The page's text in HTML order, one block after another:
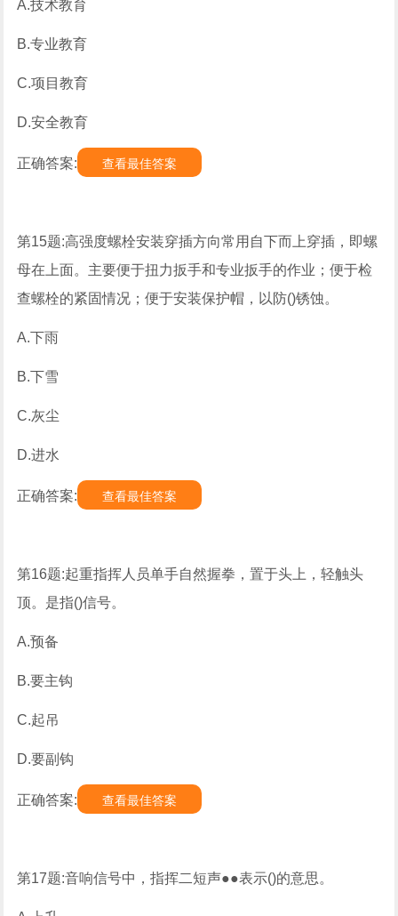
A.技术教育
B.专业教育
C.项目教育
D.安全教育
正确答案: 查看最佳答案
第15题:高强度螺栓安装穿插方向常用自下而上穿插，即螺
母在上面。主要便于扭力扳手和专业扳手的作业；便于检
查螺栓的紧固情况；便于安装保护帽，以防()锈蚀。
A.下雨
B.下雪
C.灰尘
D.进水
正确答案: 查看最佳答案
第16题:起重指挥人员单手自然握拳，置于头上，轻触头
顶。是指()信号。
A.预备
B.要主钩
C.起吊
D.要副钩
正确答案: 查看最佳答案
第17题:音响信号中，指挥二短声●●表示()的意思。